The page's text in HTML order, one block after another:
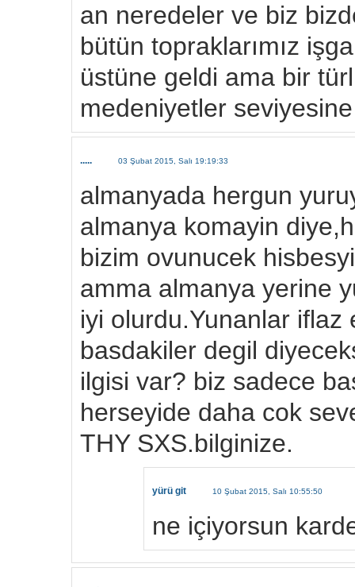
an neredeler ve biz
bütün topraklarımız
üstüne geldi ama bir
medeniyetler
..... 03 Şubat 2015, Salı 19:19:33
almanyada hergun
almanya komayin
bizim ovunucek
amma almanya yerine
iyi olurdu.Yunanlar
basdakiler degil
ilgisi var? biz sadece
herseyide daha cok
THY SXS.bilginize.
yürü git 10 Şubat 2015, Salı 10:55:50
ne içiyorsun